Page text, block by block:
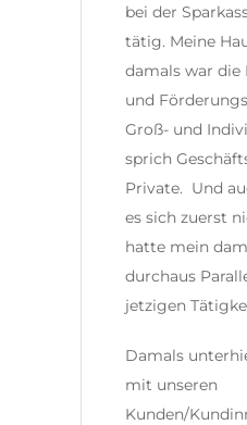
bei der
tätig. Meine
damals war die
und
Groß- und
sprich
Private. Und
es sich zuerst
hatte mein
durchaus
jetzigen
Damals
mit unseren
Kunden/